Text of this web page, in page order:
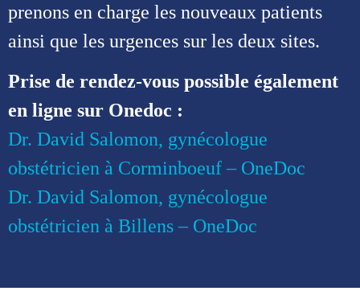
prenons en charge les nouveaux patients
ainsi que les urgences sur les deux sites.
Prise de rendez-vous possible également
en ligne sur Onedoc :
Dr. David Salomon, gynécologue
obstétricien à Corminboeuf – OneDoc
Dr. David Salomon, gynécologue
obstétricien à Billens – OneDoc